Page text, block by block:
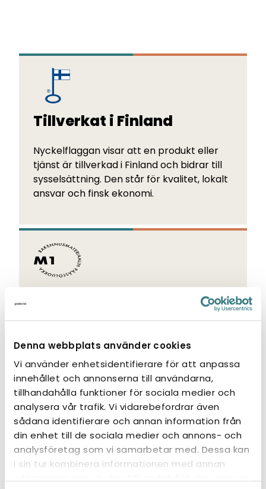
Denna webbplats använder cookies
Vi använder enhetsidentifierare för att anpassa
innehållet och annonserna till användarna,
tillhandahålla funktioner för sociala medier och
analysera vår trafik. Vi vidarebefordrar även
sådana identifierare och annan information från
din enhet till de sociala medier och annons- och
analysföretag som vi samarbetar med. Dessa kan
i sin tur kombinera informationen med annan
Tillverkat i Finland
Nyckelflaggan visar att en produkt eller
tjänst är tillverkad i Finland och bidrar till
sysselsättning. Den står för kvalitet, lokalt
ansvar och finsk ekonomi.
M1-certifieringen säkerställer att en
produkt har låga emissioner, ingen
störande lukt och är ett säkert val för en
hälsosam inomhusmiljö, även för allergiker.
Liknande produkter